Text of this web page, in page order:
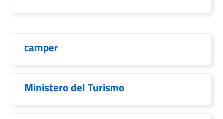
camper
Ministero del Turismo